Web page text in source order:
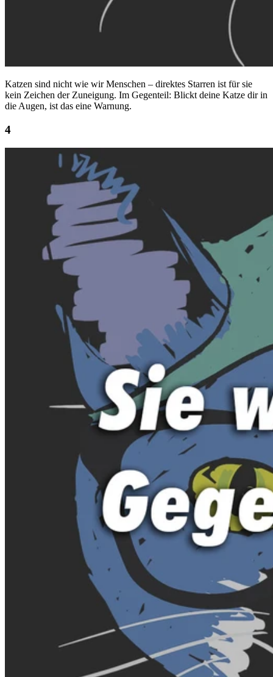
Katzen sind nicht wie wir Menschen – direktes Starren ist für sie
kein Zeichen der Zuneigung. Im Gegenteil: Blickt deine Katze dir in
die Augen, ist das eine Warnung.